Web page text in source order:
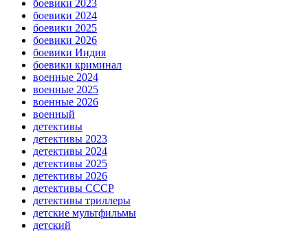
боевики 2023
боевики 2024
боевики 2025
боевики 2026
боевики Индия
боевики криминал
военные 2024
военные 2025
военные 2026
военный
детективы
детективы 2023
детективы 2024
детективы 2025
детективы 2026
детективы СССР
детективы триллеры
детские мультфильмы
детский